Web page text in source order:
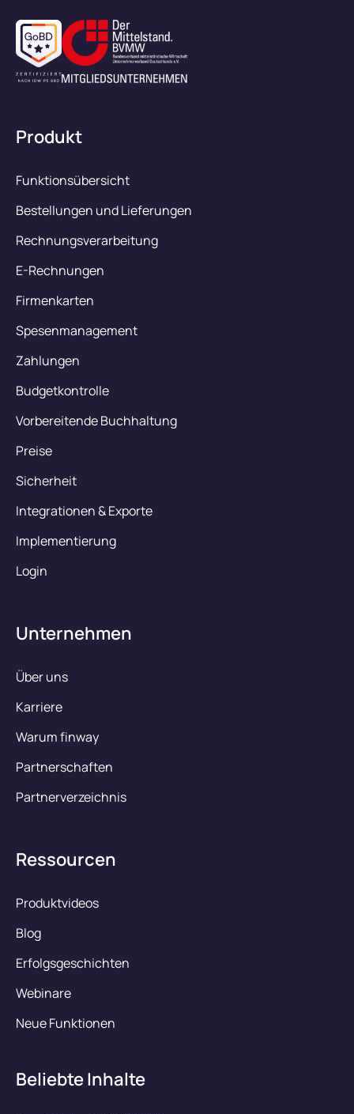
Produkt
Funktionsübersicht
Bestellungen und Lieferungen
Rechnungsverarbeitung
E-Rechnungen
Firmenkarten
Spesenmanagement
Zahlungen
Budgetkontrolle
Vorbereitende Buchhaltung
Preise
Sicherheit
Integrationen & Exporte
Implementierung
Login
Unternehmen
Über uns
Karriere
Warum finway
Partnerschaften
Partnerverzeichnis
Ressourcen
Produktvideos
Blog
Erfolgsgeschichten
Webinare
Neue Funktionen
Beliebte Inhalte